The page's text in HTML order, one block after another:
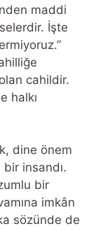
maddi
İşte
cahildir.
halkı
dine önem
insandı.
bir
imkân
sözünde de